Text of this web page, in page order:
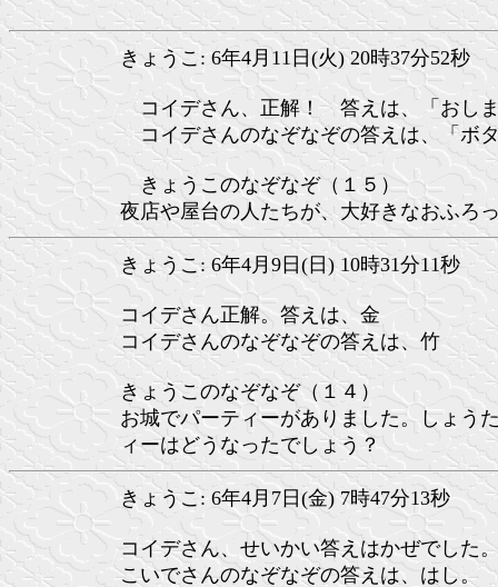
きょうこ: 6年4月11日(火) 20時37分52秒
コイデさん、正解！ 答えは、「おしま
コイデさんのなぞなぞの答えは、「ボ
きょうこのなぞなぞ（１５）
夜店や屋台の人たちが、大好きなおふろ
きょうこ: 6年4月9日(日) 10時31分11秒
コイデさん正解。答えは、金
コイデさんのなぞなぞの答えは、竹
きょうこのなぞなぞ（１４）
お城でパーティーがありました。しょう
ィーはどうなったでしょう？
きょうこ: 6年4月7日(金) 7時47分13秒
コイデさん、せいかい答えはかぜでした
こいでさんのなぞなぞの答えは、はし。